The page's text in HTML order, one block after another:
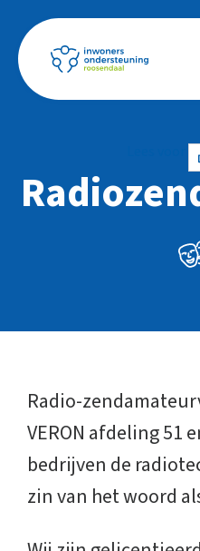
Radio-
VERON afdeling 51
bedrijven de
zin van het woord